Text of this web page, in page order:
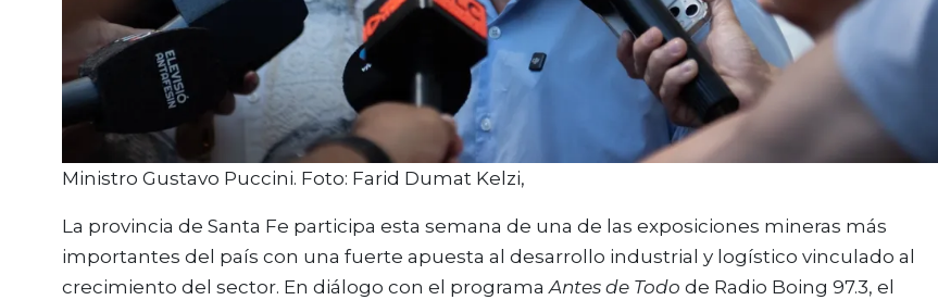
Ministro Gustavo Puccini. Foto: Farid Dumat Kelzi,
La provincia de Santa Fe participa esta semana de una de las exposiciones mineras más
importantes del país con una fuerte apuesta al desarrollo industrial y logístico vinculado al
crecimiento del sector. En diálogo con el programaAntes de Todo de Radio Boing 97.3, el